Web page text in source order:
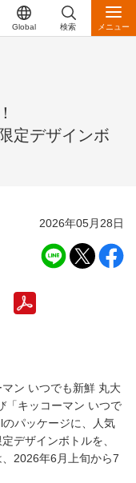
Global 検索 メニュー
定デザインボ
2026年05月28日
ン いつでも新鮮 丸大
「キッコーマン いつで
パッケージに、人気
デザインボトルを、
2026年6月上旬から7